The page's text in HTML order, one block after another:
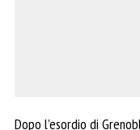
Dopo l’esordio di